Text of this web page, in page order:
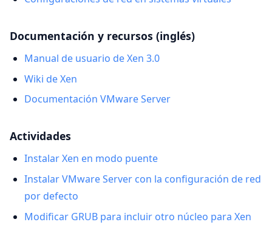
Documentación y recursos (inglés)
Manual de usuario de Xen 3.0
Wiki de Xen
Documentación VMware Server
Actividades
Instalar Xen en modo puente
Instalar VMware Server con la configuración de red
por defecto
Modificar GRUB para incluir otro núcleo para Xen